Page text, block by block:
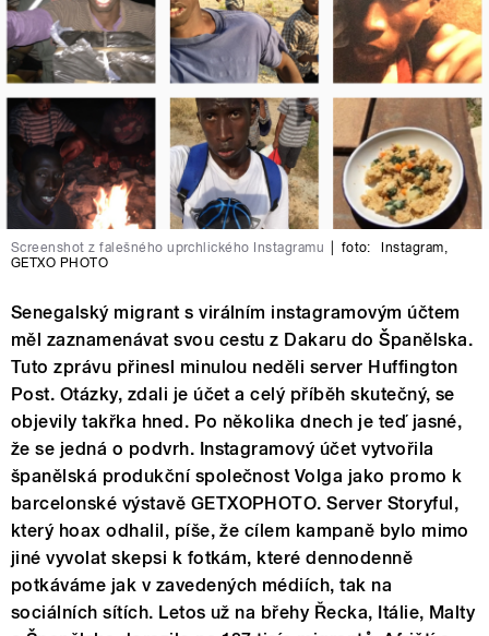
Screenshot z falešného uprchlického Instagramu foto: Instagram,
GETXO PHOTO
Senegalský migrant s virálním instagramovým účtem
měl zaznamenávat svou cestu z Dakaru do Španělska.
Tuto zprávu přinesl minulou neděli server Huffington
Post. Otázky, zdali je účet a celý příběh skutečný, se
objevily takřka hned. Po několika dnech je teď jasné,
že se jedná o podvrh. Instagramový účet vytvořila
španělská produkční společnost Volga jako promo k
barcelonské výstavě GETXOPHOTO. Server Storyful,
který hoax odhalil, píše, že cílem kampaně bylo mimo
jiné vyvolat skepsi k fotkám, které dennodenně
potkáváme jak v zavedených médiích, tak na
sociálních sítích. Letos už na břehy Řecka, Itálie, Malty